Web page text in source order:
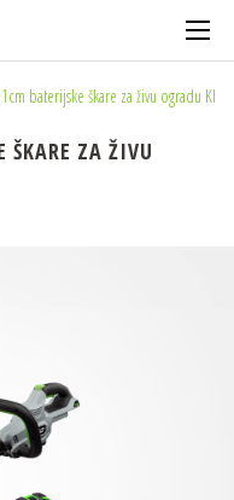
baterijske škare za živu ogradu KIT
ŠKARE ZA ŽIVU